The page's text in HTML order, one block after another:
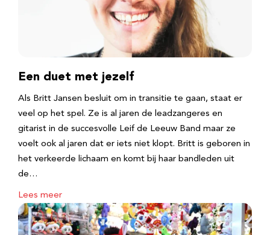
Een duet met jezelf
Als Britt Jansen besluit om in transitie te gaan, staat er
veel op het spel. Ze is al jaren de leadzangeres en
gitarist in de succesvolle Leif de Leeuw Band maar ze
voelt ook al jaren dat er iets niet klopt. Britt is geboren in
het verkeerde lichaam en komt bij haar bandleden uit
de…
Lees meer